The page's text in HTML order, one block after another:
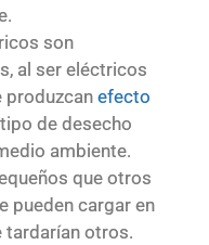
son
al ser eléctricos
produzcan efecto
de desecho
ambiente.
que otros
pueden cargar en
tardarían otros.